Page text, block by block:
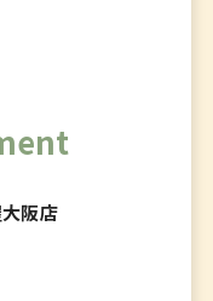
阪店